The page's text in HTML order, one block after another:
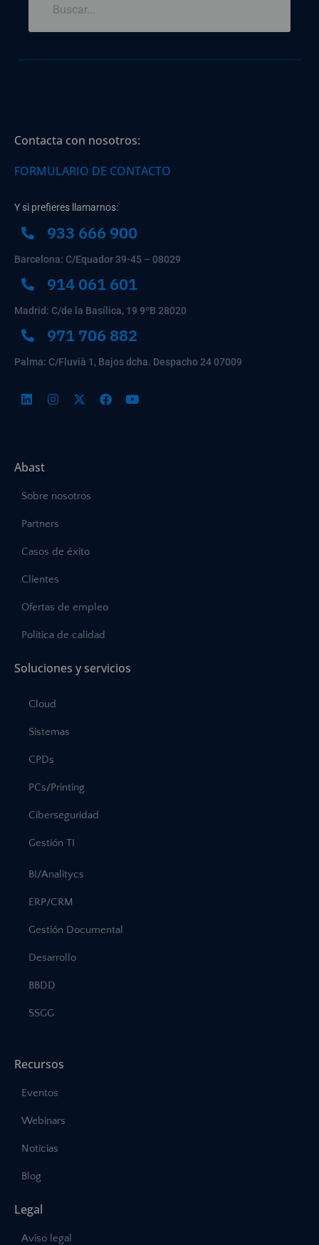
Contacta con nosotros:
FORMULARIO DE CONTACTO
Y si prefieres llamarnos:
933 666 900
Barcelona: C/Equador 39-45 – 08029
914 061 601
Madrid: C/de la Basílica, 19 9ºB 28020
971 706 882
Palma: C/Fluvià 1, Bajos dcha. Despacho 24 07009
Abast
Sobre nosotros
Partners
Casos de éxito
Clientes
Ofertas de empleo
Política de calidad
Soluciones y servicios
Cloud
Sistemas
CPDs
PCs/Printing
Ciberseguridad
Gestión TI
BI/Analitycs
ERP/CRM
Gestión Documental
Desarrollo
BBDD
SSGG
Recursos
Eventos
Webinars
Noticias
Blog
Legal
Aviso legal